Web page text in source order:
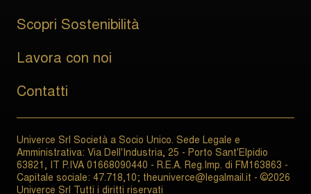
Scopri Sostenibilità
Lavora con noi
Contatti
Univerce Srl Società a Socio Unico. Sede Legale e
Amministrativa: Via Dell'Industria, 25 - Porto Sant'Elpidio
63821, IT P.IVA 01668090440 - R.E.A. Reg.Imp. di FM163863 -
Capitale sociale: 47.718,10; theuniverce@legalmail.it - ©2026
Univerce Srl Tutti i diritti riservati